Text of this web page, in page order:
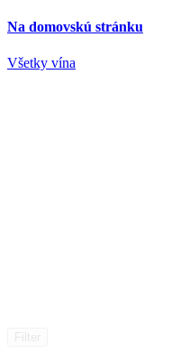
Na domovskú stránku
Všetky vína